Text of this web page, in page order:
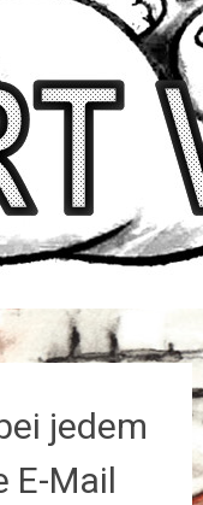
jedem
E-Mail